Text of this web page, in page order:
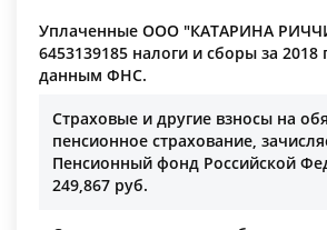
Уплаченные ООО "КАТАРИНА
6453139185 налоги и сборы за 2018
данным ФНС.
Страховые и другие взносы на
пенсионное страхование,
Пенсионный фонд Российской
249,867 руб.